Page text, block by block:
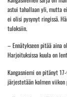
astui tahallaan yli, mutta
ei olisi pysynyt ringissä.
tuloksiin.
– Ennätykseen pitää aina
Harjoituksissa kuula on
Kangasniemi on pitänyt
järjestetään kolmen viikon